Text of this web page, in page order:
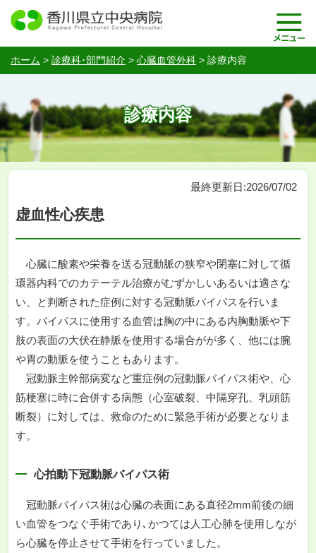
ホーム > 診療科･部門紹介 > 心臓血管外科 > 診療内容
診療内容
最終更新日:2026/07/02
虚血性心疾患
心臓に酸素や栄養を送る冠動脈の狭窄や閉塞に対して循
環器内科でのカテーテル治療がむずかしいあるいは適さな
い、と判断された症例に対する冠動脈バイパスを行いま
す。バイパスに使用する血管は胸の中にある内胸動脈や下
肢の表面の大伏在静脈を使用する場合がが多く、他には腕
や胃の動脈を使うこともあります。
冠動脈主幹部病変など重症例の冠動脈バイパス術や、心
筋梗塞に時に合併する病態（心室破裂、中隔穿孔、乳頭筋
断裂）に対しては、救命のために緊急手術が必要となりま
す。
心拍動下冠動脈バイパス術
冠動脈バイパス術は心臓の表面にある直径2mm前後の細
い血管をつなぐ手術であり､かつては人工心肺を使用しなが
ら心臓を停止させて手術を行っていました。